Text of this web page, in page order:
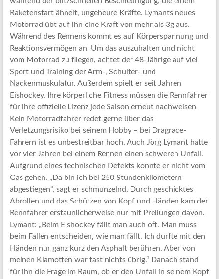
Raketenstart ähnelt, ungeheure Kräfte. Lymants neues
Motorrad übt auf ihn eine Kraft von mehr als 3g aus.
Während des Rennens kommt es auf Körperspannung und
Reaktionsvermögen an. Um das auszuhalten und nicht
vom Motorrad zu fliegen, achtet der 48-Jährige auf viel
Sport und Training der Arm-, Schulter- und
Nackenmuskulatur. Außerdem spielt er seit Jahren
Eishockey. Ihre körperliche Fitness müssen die Rennfahrer
für ihre offizielle Lizenz jede Saison erneut nachweisen.
Kein Motorradfahrer redet gerne über das
Verletzungsrisiko bei seinem Hobby – bei Dragrace-
Fahrern ist es unbestreitbar hoch. Auch Jörg Lymant hatte
vor vier Jahren bei einem Rennen einen schweren Unfall.
Aufgrund eines technischen Defekts konnte er nicht vom
Gas gehen. „Da bin ich bei 250 Stundenkilometern
abgestiegen“, sagt er schmunzelnd. Durch geschicktes
Abrollen und das Schützen von Kopf und Händen kam der
Rennfahrer erstaunlicherweise nur mit Prellungen davon.
Lymant: „Beim Eishockey fällt man auch oft. Man muss
beim Fallen entscheiden, wie man fällt. Ich durfte mit den
Händen nur ganz kurz den Asphalt berühren. Aber von
meinen Klamotten war fast nichts übrig.“ Danach stand
für ihn die Frage im Raum, ob er den Unfall in seinem Kopf